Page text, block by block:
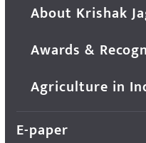
About Krishak
Awards &
Agriculture in
E-paper